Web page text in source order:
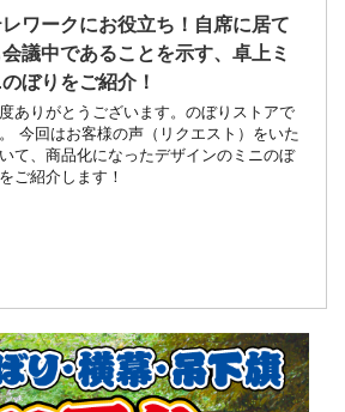
レワークにお役立ち！自席に居て
会議中であることを示す、卓上ミ
ぼりをご紹介！
ありがとうございます。のぼりストアで
今回はお客様の声（リクエスト）をいた
て、商品化になったデザインのミニのぼ
ご紹介します！